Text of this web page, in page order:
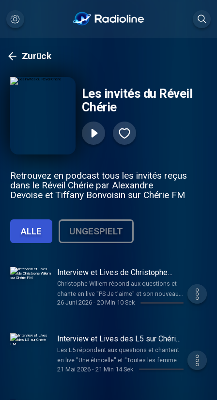
Zurück
Les invités du Réveil
Chérie
Retrouvez en podcast tous les invités reçus
dans le Réveil Chérie par Alexandre
Devoise et Tiffany Bonvoisin sur Chérie FM
ALLE UNGESPIELT
Interview et Lives de Christophe
Willem sur Chérie FM
Christophe Willem répond aux questions et
chante en live "PS Je t'aime" et son nouveau
single "Systaime"
26 Juni 2026- 20 Min 10 Sek
Interview et Lives des L5 sur Chérie
FM
Les L5 répondent aux questions et chantent
en live "Une étincelle" et "Toutes les femmes
de ta vie"
21 Mai 2026- 21 Min 14 Sek